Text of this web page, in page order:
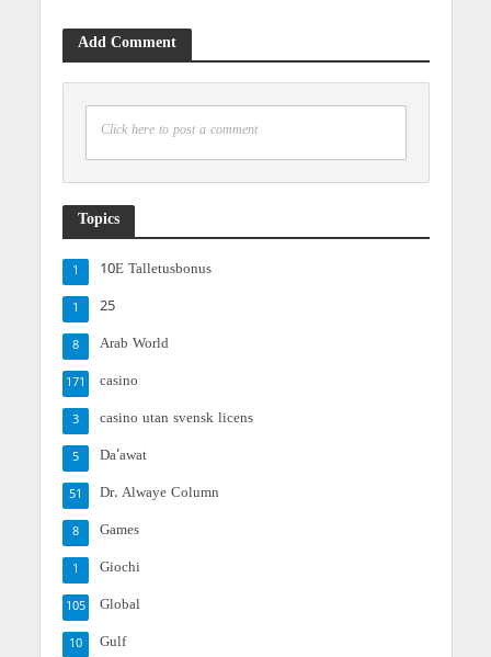
Add Comment
Click here to post a comment
Topics
10E Talletusbonus
1
25
1
Arab World
8
casino
171
casino utan svensk licens
3
Da'awat
5
Dr. Alwaye Column
51
Games
8
Giochi
1
Global
105
Gulf
10